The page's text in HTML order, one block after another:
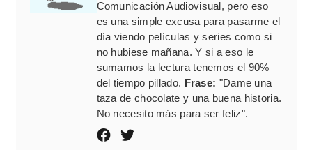
Comunicación Audiovisual, pero eso
es una simple excusa para pasarme el
día viendo películas y series como si
no hubiese mañana. Y si a eso le
sumamos la lectura tenemos el 90%
del tiempo pillado. Frase: "Dame una
taza de chocolate y una buena historia.
No necesito más para ser feliz".